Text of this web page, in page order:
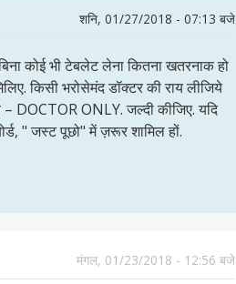
शनि, 01/27/2018 - 07:13 बजे
कोई भी टेबलेट लेना कितना खतरनाक हो
किसी भरोसेमंद डॉक्टर की राय लीजिये
DOCTOR ONLY. जल्दी कीजिए. यदि
" जस्ट पूछो" में ज़रूर शामिल हों.
मंगल, 01/23/2018 - 12:56 बजे